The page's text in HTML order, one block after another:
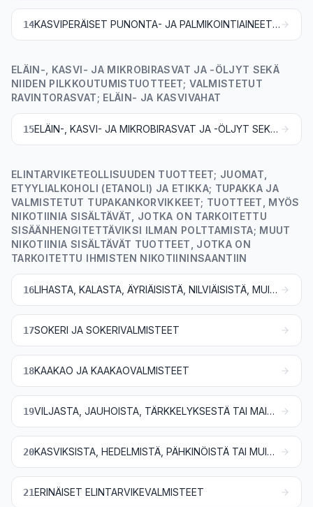
14 KASVIPERÄISET PUNONTA- JA PALMIKOINTIAINEET; MUUALLE KUULUMATTOMAT KASVITUOTTEET
ELÄIN-, KASVI- JA MIKROBIRASVAT JA -ÖLJYT SEKÄ
NIIDEN PILKKOUTUMISTUOTTEET; VALMISTETUT
RAVINTORASVAT; ELÄIN- JA KASVIVAHAT
15 ELÄIN-, KASVI- JA MIKROBIRASVAT JA -ÖLJYT SEKÄ NIIDEN PILKKOUTUMISTUOTTEET; VALMISTETUT RAVINTORASVAT; ELÄIN- JA KASVIVAHAT
ELINTARVIKETEOLLISUUDEN TUOTTEET; JUOMAT,
ETYYLIALKOHOLI (ETANOLI) JA ETIKKA; TUPAKKA JA
VALMISTETUT TUPAKANKORVIKKEET; TUOTTEET, MYÖS
NIKOTIINIA SISÄLTÄVÄT, JOTKA ON TARKOITETTU
SISÄÄNHENGITETTÄVIKSI ILMAN POLTTAMISTA; MUUT
NIKOTIINIA SISÄLTÄVÄT TUOTTEET, JOTKA ON
TARKOITETTU IHMISTEN NIKOTIININSAANTIIN
16 LIHASTA, KALASTA, ÄYRIÄISISTÄ, NILVIÄISISTÄ, MUISTA VEDESSÄ ELÄVISTÄ SELKÄRANGATTOMISTA TAI HYÖNTEISISTÄ VALMISTETUT TUOTTEET
17SOKERI JA SOKERIVALMISTEET
18KAAKAO JA KAAKAOVALMISTEET
19 VILJASTA, JAUHOISTA, TÄRKKELYKSESTÄ TAI MAIDOSTA VALMISTETUT TUOTTEET; LEIPOMATUOTTEET
20 KASVIKSISTA, HEDELMISTÄ, PÄHKINÖISTÄ TAI MUISTA KASVINOSISTA VALMISTETUT TUOTTEET
21ERINÄISET ELINTARVIKEVALMISTEET